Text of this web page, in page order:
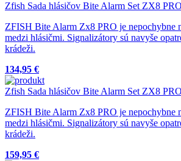
Zfish Sada hlásičov Bite Alarm Set ZX8
ZFISH Bite Alarm Zx8 PRO je nepochybne
medzi hlásičmi. Signalizátory sú navyše
krádeži.
134,95 €
Zfish Sada hlásičov Bite Alarm Set ZX8
ZFISH Bite Alarm Zx8 PRO je nepochybne
medzi hlásičmi. Signalizátory sú navyše
krádeži.
159,95 €